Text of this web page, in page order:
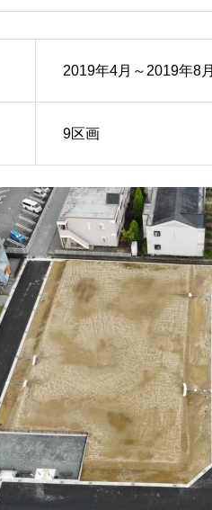
2019年4月～2019年8
9区画